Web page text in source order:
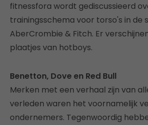
fitnessfora wordt gediscussieerd
trainingsschema voor torso's in de
AberCrombie & Fitch. Er
plaatjes van hotboys.
Benetton, Dove en Red Bull
Merken met een verhaal zijn van
verleden waren het voornamelijk
ondernemers. Tegenwoordig